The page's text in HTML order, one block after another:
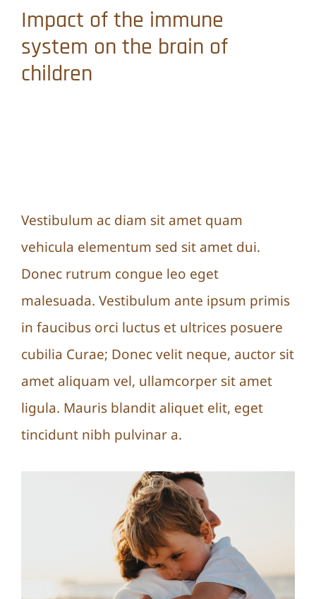
Impact of the immune
system on the brain of
children
Vestibulum ac diam sit amet quam
vehicula elementum sed sit amet dui.
Donec rutrum congue leo eget
malesuada. Vestibulum ante ipsum primis
in faucibus orci luctus et ultrices posuere
cubilia Curae; Donec velit neque, auctor sit
amet aliquam vel, ullamcorper sit amet
ligula. Mauris blandit aliquet elit, eget
tincidunt nibh pulvinar a.